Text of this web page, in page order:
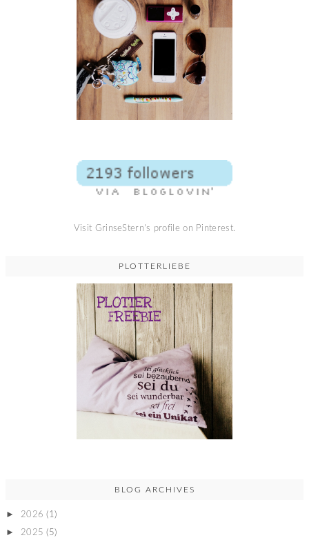
Visit GrinseStern's profile on Pinterest.
PLOTTERLIEBE
BLOG ARCHIVES
► 2026 (1)
► 2025 (5)